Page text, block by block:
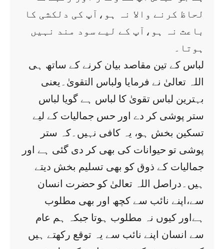
لحاظ کرنے والا نہ ہو،آپ کی دلکشی کا
باعث نہ ہو،آپ کے لیے سود مند نہیں
ہوتا۔
لباس کے تین مقاصد بیان کرنے کے ساتھ ہی
اللہ تعالیٰ نے فرمایا ولباس التقویٰ۔یعنی
بہترین لباس تقویٰ کا لباس ہے گویا لباس
ستر پوشی کر دے اور حس جمالیات کے لیے
تسکین بخش ہو، یہ کافی نہیں۔کہ ستر
پوشی تو حیوانات کی بھی کر دی گئی ہے اور
جمالیات کے ذوق کو بھی تسلیم بخش دیتے
ہیں۔دراصل اللہ تعالیٰ کو حضرت انسان
سے،اپنے نائب سے کچھ اور بھی مطلوب
ہےاور کیوں نہ مطلوب ہوتا جبکہ ہم عام
سے انسان اپنے نائب سے یہ توقع رکھتے ہیں